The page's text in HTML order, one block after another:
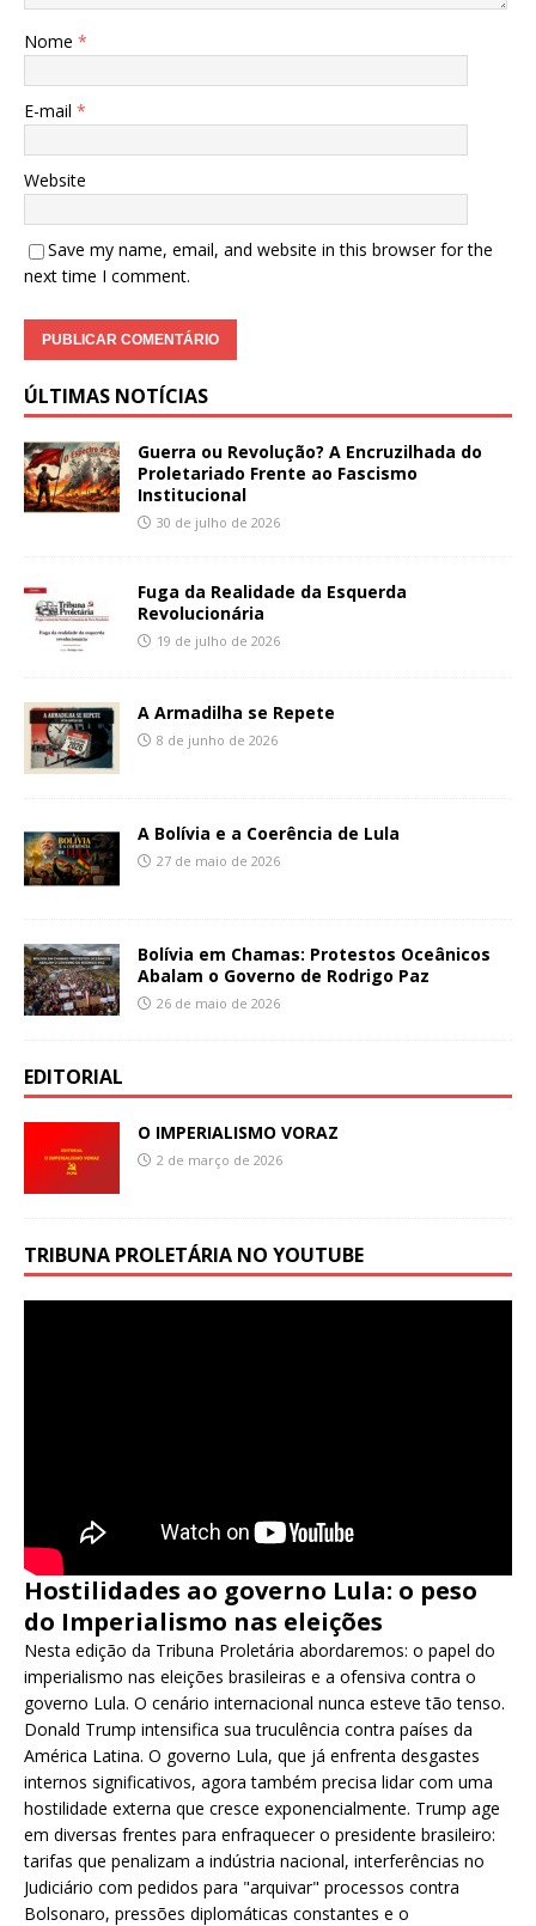
Nome *
E-mail *
Website
Save my name, email, and website in this browser for the
next time I comment.
ÚLTIMAS NOTÍCIAS
Guerra ou Revolução? A Encruzilhada do
Proletariado Frente ao Fascismo
Institucional
30 de julho de 2026
Fuga da Realidade da Esquerda
Revolucionária
19 de julho de 2026
A Armadilha se Repete
8 de junho de 2026
A Bolívia e a Coerência de Lula
27 de maio de 2026
Bolívia em Chamas: Protestos Oceânicos
Abalam o Governo de Rodrigo Paz
26 de maio de 2026
EDITORIAL
O IMPERIALISMO VORAZ
2 de março de 2026
TRIBUNA PROLETÁRIA NO YOUTUBE
Hostilidades ao governo Lula: o peso
do Imperialismo nas eleições
Nesta edição da Tribuna Proletária abordaremos: o papel do
imperialismo nas eleições brasileiras e a ofensiva contra o
governo Lula. O cenário internacional nunca esteve tão tenso.
Donald Trump intensifica sua truculência contra países da
América Latina. O governo Lula, que já enfrenta desgastes
internos significativos, agora também precisa lidar com uma
hostilidade externa que cresce exponencialmente. Trump age
em diversas frentes para enfraquecer o presidente brasileiro:
tarifas que penalizam a indústria nacional, interferências no
Judiciário com pedidos para "arquivar" processos contra
Bolsonaro, pressões diplomáticas constantes e o